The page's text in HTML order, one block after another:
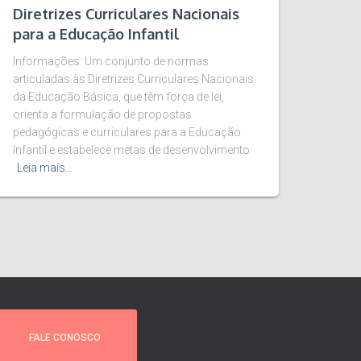
Diretrizes Curriculares Nacionais
para a Educação Infantil
Informações: Um conjunto de normas
articuladas às Diretrizes Curriculares Nacionais
da Educação Básica, que têm força de lei,
orienta a formulação de propostas
pedagógicas e curriculares para a Educação
Infantil e estabelece metas de desenvolvimento
Leia mais…
FALE CONOSCO